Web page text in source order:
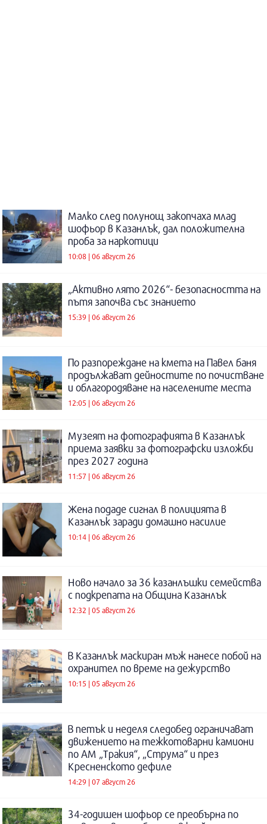
Малко след полунощ закопчаха млад
шофьор в Казанлък, дал положителна
проба за наркотици
10:08 | 06 август 26
„Активно лято 2026“- безопасността на
пътя започва със знанието
15:39 | 06 август 26
По разпореждане на кмета на Павел баня
продължават дейностите по почистване
и облагородяване на населените места
12:05 | 06 август 26
Музеят на фотографията в Казанлък
приема заявки за фотографски изложби
през 2027 година
11:57 | 06 август 26
Жена подаде сигнал в полицията в
Казанлък заради домашно насилие
10:14 | 06 август 26
Ново начало за 36 казанлъшки семейства
с подкрепата на Община Казанлък
12:32 | 05 август 26
В Казанлък маскиран мъж нанесе побой на
охранител по време на дежурство
10:15 | 05 август 26
В петък и неделя следобед ограничават
движението на тежкотоварни камиони
по АМ „Тракия“, „Струма“ и през
Кресненското дефиле
14:29 | 07 август 26
34-годишен шофьор се преобърна по